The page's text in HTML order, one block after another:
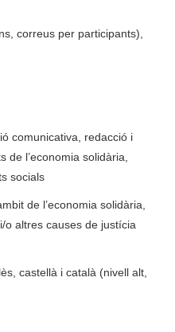
correus per participants),
comunicativa, redacció i
de l’economia solidària,
socials
de l’economia solidària,
o altres causes de justícia
castellà i català (nivell alt,